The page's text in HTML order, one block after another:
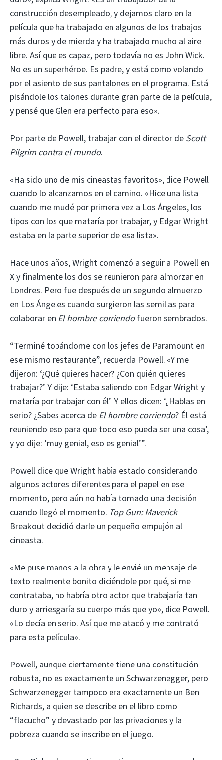
construcción desempleado, y dejamos claro en la
película que ha trabajado en algunos de los trabajos
más duros y de mierda y ha trabajado mucho al aire
libre. Así que es capaz, pero todavía no es John Wick.
No es un superhéroe. Es padre, y está como volando
por el asiento de sus pantalones en el programa. Está
pisándole los talones durante gran parte de la película,
y pensé que Glen era perfecto para eso».
Por parte de Powell, trabajar con el director de Scott
Pilgrim contra el mundo.
«Ha sido uno de mis cineastas favoritos», dice Powell
cuando lo alcanzamos en el camino. «Hice una lista
cuando me mudé por primera vez a Los Ángeles, los
tipos con los que mataría por trabajar, y Edgar Wright
estaba en la parte superior de esa lista».
Hace unos años, Wright comenzó a seguir a Powell en
X y finalmente los dos se reunieron para almorzar en
Londres. Pero fue después de un segundo almuerzo
en Los Ángeles cuando surgieron las semillas para
colaborar en El hombre corriendofueron sembrados.
“Terminé topándome con los jefes de Paramount en
ese mismo restaurante”, recuerda Powell. «Y me
dijeron: ‘¿Qué quieres hacer? ¿Con quién quieres
trabajar?’ Y dije: ‘Estaba saliendo con Edgar Wright y
mataría por trabajar con él’. Y ellos dicen: ‘¿Hablas en
serio? ¿Sabes acerca de El hombre corriendo? Él está
reuniendo eso para que todo eso pueda ser una cosa’,
y yo dije: ‘muy genial, eso es genial’”.
Powell dice que Wright había estado considerando
algunos actores diferentes para el papel en ese
momento, pero aún no había tomado una decisión
cuando llegó el momento. Top Gun: Maverick
Breakout decidió darle un pequeño empujón al
cineasta.
«Me puse manos a la obra y le envié un mensaje de
texto realmente bonito diciéndole por qué, si me
contrataba, no habría otro actor que trabajaría tan
duro y arriesgaría su cuerpo más que yo», dice Powell.
«Lo decía en serio. Así que me atacó y me contrató
para esta película».
Powell, aunque ciertamente tiene una constitución
robusta, no es exactamente un Schwarzenegger, pero
Schwarzenegger tampoco era exactamente un Ben
Richards, a quien se describe en el libro como
“flacucho” y devastado por las privaciones y la
pobreza cuando se inscribe en el juego.